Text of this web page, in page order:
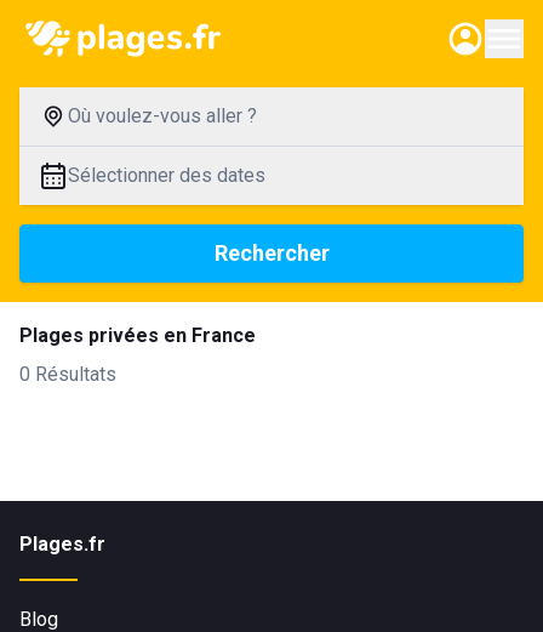
Où voulez-vous aller ?
Sélectionner des dates
Rechercher
Plages privées en France
0 Résultats
Plages.fr
Blog